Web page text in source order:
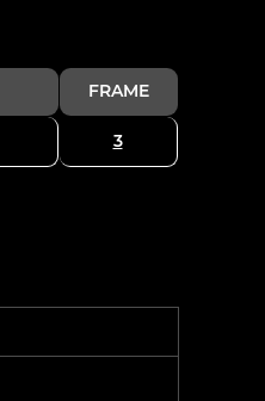
FRAME
3